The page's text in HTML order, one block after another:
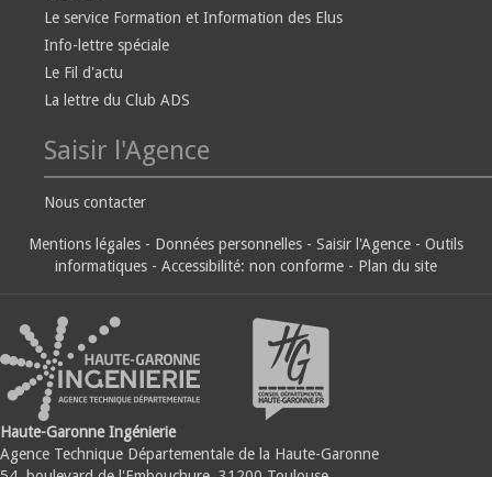
Le service Formation et Information des Elus
Info-lettre spéciale
Le Fil d'actu
La lettre du Club ADS
Saisir l'Agence
Nous contacter
Mentions légales - Données personnelles - Saisir l'Agence - Outils
informatiques - Accessibilité: non conforme - Plan du site
Haute-Garonne Ingénierie
Agence Technique Départementale de la Haute-Garonne